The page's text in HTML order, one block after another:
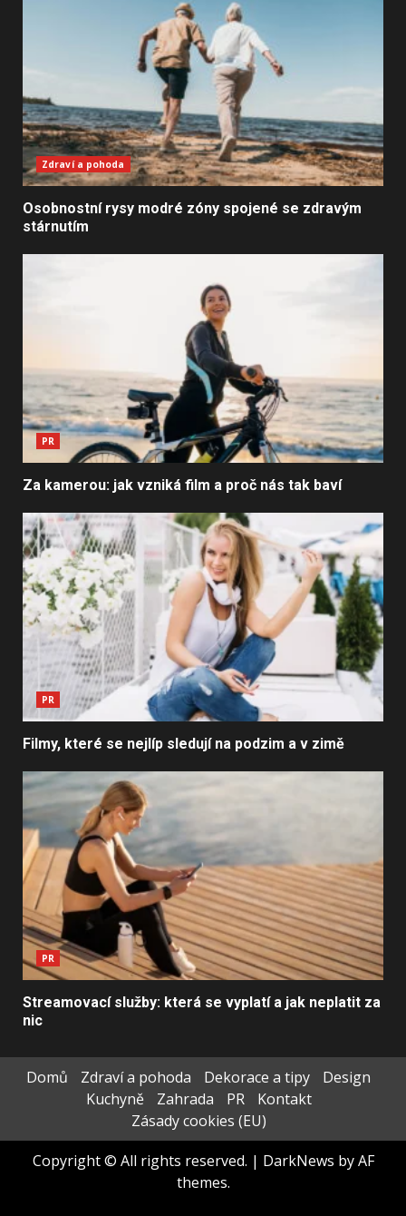
Zdraví a pohoda
Osobnostní rysy modré zóny spojené se zdravým
stárnutím
PR
Za kamerou: jak vzniká film a proč nás tak baví
PR
Filmy, které se nejlíp sledují na podzim a v zimě
PR
Streamovací služby: která se vyplatí a jak neplatit za
nic
Domů Zdraví a pohoda Dekorace a tipy
Design
Kuchyně
Zahrada PR
Kontakt
Zásady cookies (EU)
Copyright © All rights reserved. | DarkNews by AF
themes.